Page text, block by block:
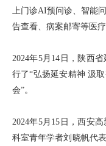
上门诊AI预问诊、智能
告查看、病案邮寄等医疗
2024年5月14日，陕西
行了“弘扬延安精神 汲
会”。
2024年5月15日，西安
科室青年学者刘晓帆代